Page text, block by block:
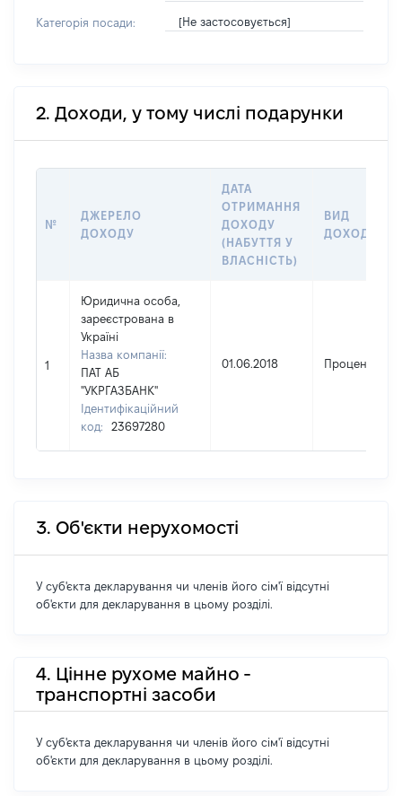
Категорія посади: [Не застосовується]
2. Доходи, у тому числі подарунки
№
ДЖЕРЕЛО
ДОХОДУ
ДАТА
ОТРИМАННЯ
ДОХОДУ
(НАБУТТЯ У
ВЛАСНІСТЬ)
ВИД
ДОХОДУ
1
Юридична особа,
зареєстрована в
Україні
Назва компанії:
ПАТ АБ
"УКРГАЗБАНК"
Ідентифікаційний
код:
23697280
01.06.2018 Проценти
3. Об'єкти нерухомості
У суб'єкта декларування чи членів його сім'ї відсутні
об'єкти для декларування в цьому розділі.
4. Цінне рухоме майно -
транспортні засоби
У суб'єкта декларування чи членів його сім'ї відсутні
об'єкти для декларування в цьому розділі.